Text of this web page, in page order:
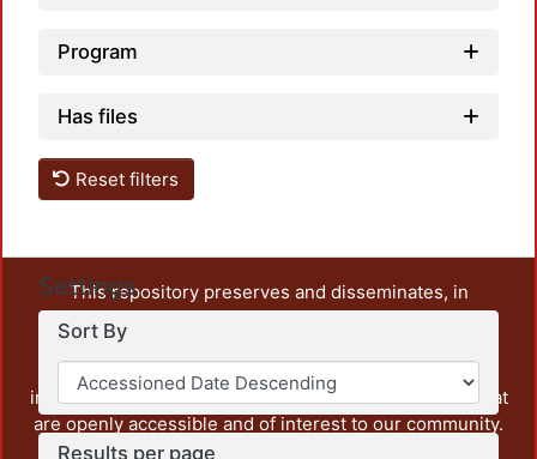
Program
Has files
Reset filters
Settings
Sort By
Results per page
This repository preserves and disseminates, in
unrestricted open access, the teaching and research
output of UAM Azcapotzalco. It also includes some
administrative and graphic documents from the
institution, as well as content from other institutions that
are openly accessible and of interest to our community.